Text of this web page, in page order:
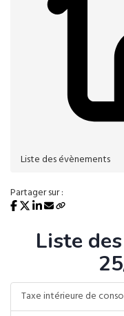
Liste des évènements
Partager sur :
Liste
Taxe intérieure de